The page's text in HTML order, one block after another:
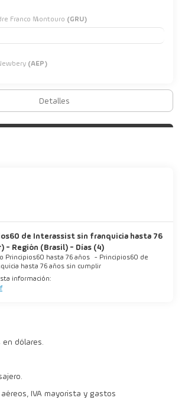
Franco Montouro (GRU)
(AEP)
Detalles
de Interassist sin franquicia hasta 76
- Región (Brasil) - Días (4)
Principios60 hasta 76 años - Principios60 de
hasta 76 años sin cumplir
información:
dólares.
IVA mayorista y gastos